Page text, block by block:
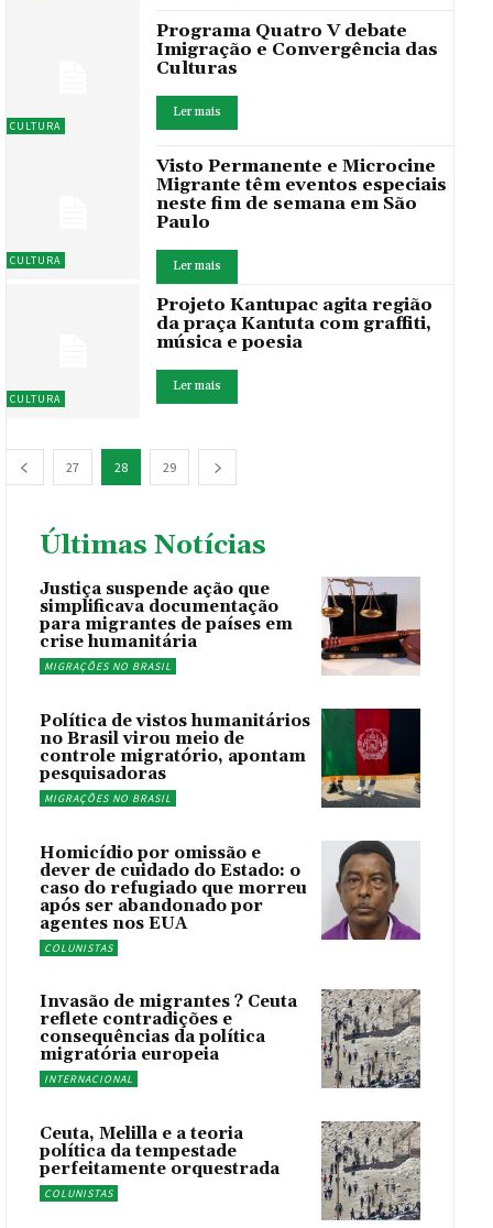
CULTURA
Programa Quatro V debate
Imigração e Convergência das
Culturas
Ler mais
CULTURA
Visto Permanente e Microcine
Migrante têm eventos especiais
neste fim de semana em São
Paulo
Ler mais
CULTURA
Projeto Kantupac agita região
da praça Kantuta com graffiti,
música e poesia
Ler mais
27 28 29
Últimas Notícias
Justiça suspende ação que
simplificava documentação
para migrantes de países em
crise humanitária
MIGRAÇÕES NO BRASIL
Política de vistos humanitários
no Brasil virou meio de
controle migratório, apontam
pesquisadoras
MIGRAÇÕES NO BRASIL
Homicídio por omissão e
dever de cuidado do Estado: o
caso do refugiado que morreu
após ser abandonado por
agentes nos EUA
COLUNISTAS
Invasão de migrantes ? Ceuta
reflete contradições e
consequências da política
migratória europeia
INTERNACIONAL
Ceuta, Melilla e a teoria
política da tempestade
perfeitamente orquestrada
COLUNISTAS